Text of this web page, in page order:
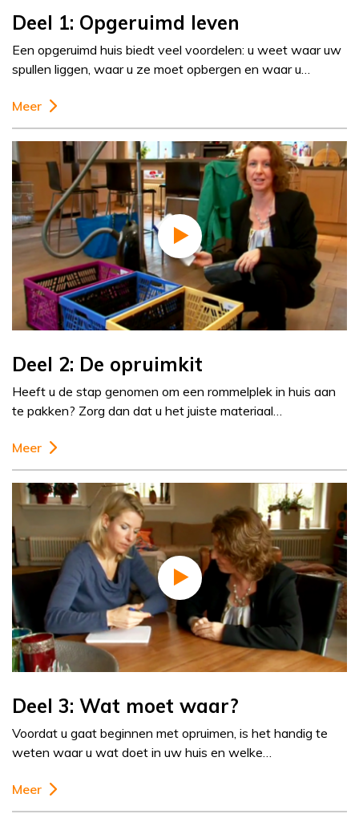
Deel 1: Opgeruimd leven
Een opgeruimd huis biedt veel voordelen: u weet waar uw
spullen liggen, waar u ze moet opbergen en waar u…
Meer
Deel 2: De opruimkit
Heeft u de stap genomen om een rommelplek in huis aan
te pakken? Zorg dan dat u het juiste materiaal…
Meer
Deel 3: Wat moet waar?
Voordat u gaat beginnen met opruimen, is het handig te
weten waar u wat doet in uw huis en welke…
Meer